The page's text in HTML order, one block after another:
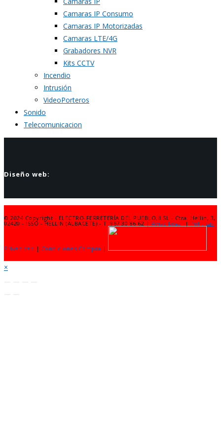
Camaras IP Consumo
Camaras IP Motorizadas
Camaras LTE/4G
Grabadores NVR
Kits CCTV
Incendio
Intrusión
VideoPorteros
Sonido
Telecomunicacion
Diseño web:
© 2024 Copyright - ELECTRO-FERRETERÍA DEL PUEBLO,II SL - Ctra. Hellin, 3,
02420 - ISSO - HELLIN (ALBACETE) - T: 967 30 86 62 | Aviso Legal | Política-
Privacidad | Condiciones Compra |
×